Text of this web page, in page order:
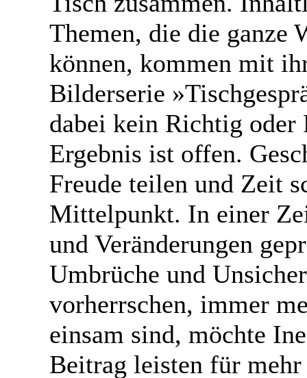
Themen, die die ganze
können, kommen mit
Bilderserie
dabei kein Richtig oder
Ergebnis ist offen.
Freude teilen und Zeit
Mittelpunkt. In einer
und Veränderungen
Umbrüche und
vorherrschen, immer
einsam sind, möchte
Beitrag leisten für